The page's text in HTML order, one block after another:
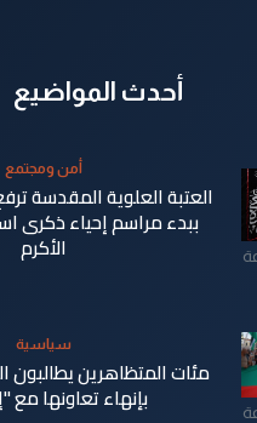
أحدث المواضيع
أمن ومجتمع
العتبة العلوية المقدسة
ببدء مراسم إحياء ذكرى
الأكرم
سياسية
مئات المتظاهرين يطالبون
بإنهاء تعاونها مع